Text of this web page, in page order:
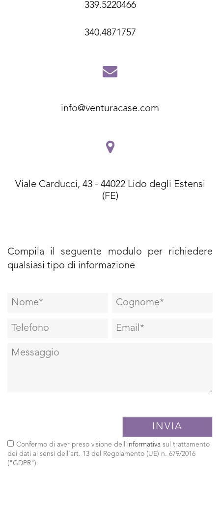
339.5220466
340.4871757
info@venturacase.com
Viale Carducci, 43 - 44022 Lido degli Estensi
(FE)
Compila il seguente modulo per richiedere
qualsiasi tipo di informazione
Confermo di aver preso visione dell'informativa sul trattamento
dei dati ai sensi dell’art. 13 del Regolamento (UE) n. 679/2016
("GDPR").